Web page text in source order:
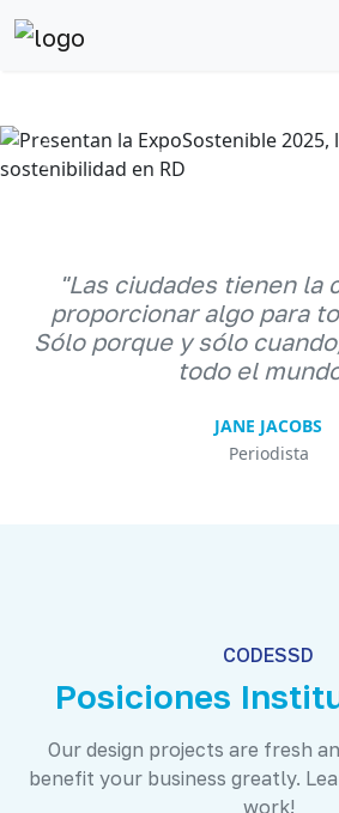
Anterior
"Las ciudades tienen la
proporcionar algo para
Sólo porque y sólo
todo el
JANE JACOBS
Periodista
CODESSD
Posiciones
Our design projects are fresh
benefit your business greatly.
work!